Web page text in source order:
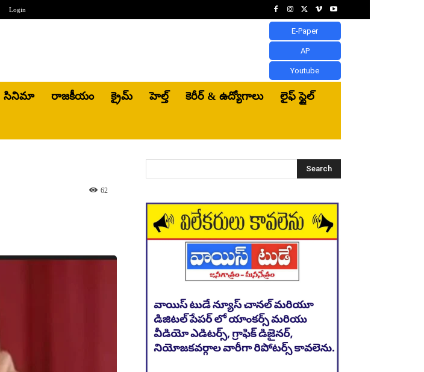
Login
E-Paper
AP
Youtube
సినిమా రాజకీయం క్రైమ్ హెల్త్‌ కెరీర్ & ఉద్యోగాలు లైఫ్ స్టైల్
62
Search